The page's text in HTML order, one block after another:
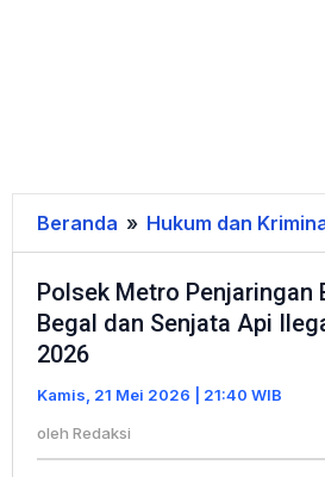
Beranda » Hukum dan
Polsek Metro Penjaringan
Begal dan Senjata Api
2026
Kamis, 21 Mei 2026 | 21:40 WIB
oleh Redaksi